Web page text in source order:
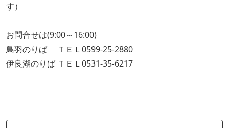
す）
お問合せは(9:00～16:00)
鳥羽のりば ＴＥＬ0599-25-2880
伊良湖のりば ＴＥＬ0531-35-6217